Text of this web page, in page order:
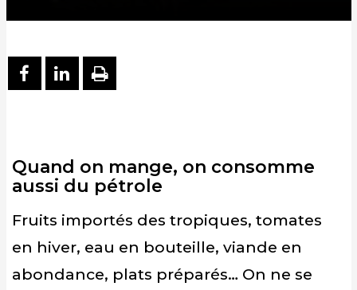
PARTAGER SUR FACEBOOK
PARTAGER SUR LINKEDIN
IMPRIMER
Quand on mange, on consomme
aussi du pétrole
Fruits importés des tropiques, tomates
en hiver, eau en bouteille, viande en
abondance, plats préparés… On ne se